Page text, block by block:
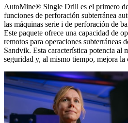
AutoMine® Single Drill es el primero
funciones de perforación subterránea
las máquinas serie i de perforación de
Este paquete ofrece una capacidad de
remotos para operaciones subterráneas
Sandvik. Esta característica potencia al
seguridad y, al mismo tiempo, mejora